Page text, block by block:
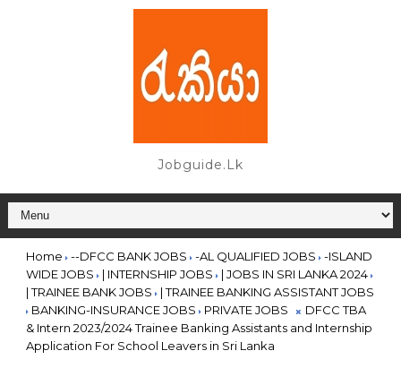
Jobguide.lk
Home --DFCC BANK JOBS -AL QUALIFIED JOBS
-ISLAND
WIDE JOBS
| INTERNSHIP JOBS
| JOBS IN SRI LANKA 2024
| TRAINEE BANK JOBS
| TRAINEE BANKING ASSISTANT JOBS
BANKING-INSURANCE JOBS
PRIVATE JOBS
DFCC TBA
& Intern 2023/2024 Trainee Banking Assistants and Internship
Application For School Leavers in Sri Lanka